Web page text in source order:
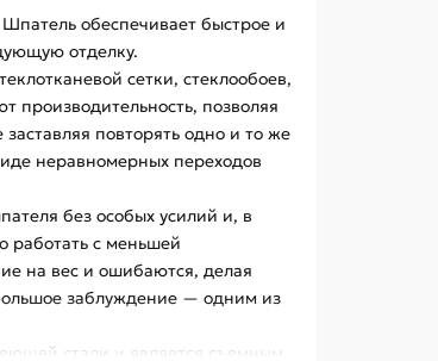
обеспечивает быстрое и
отделку.
сетки, стеклообоев,
позволяя
повторять одно и то же
неравномерных переходов
без особых усилий и, в
работать с меньшей
на вес и ошибаются, делая
заблуждение — одним из
стали и является съемным,